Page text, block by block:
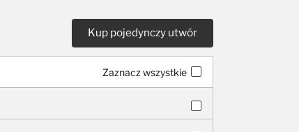
Zaznacz wszystkie